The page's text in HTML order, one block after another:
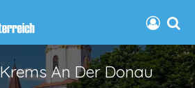
Krems An Der Donau